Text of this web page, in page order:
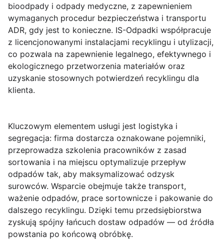
bioodpady i odpady medyczne, z zapewnieniem
wymaganych procedur bezpieczeństwa i transportu
ADR, gdy jest to konieczne. IS-Odpadki współpracuje
z licencjonowanymi instalacjami recyklingu i utylizacji,
co pozwala na zapewnienie legalnego, efektywnego i
ekologicznego przetworzenia materiałów oraz
uzyskanie stosownych potwierdzeń recyklingu dla
klienta.
Kluczowym elementem usługi jest logistyka i
segregacja: firma dostarcza oznakowane pojemniki,
przeprowadza szkolenia pracowników z zasad
sortowania i na miejscu optymalizuje przepływ
odpadów tak, aby maksymalizować odzysk
surowców. Wsparcie obejmuje także transport,
ważenie odpadów, prace sortownicze i pakowanie do
dalszego recyklingu. Dzięki temu przedsiębiorstwa
zyskują spójny łańcuch dostaw odpadów — od źródła
powstania po końcową obróbkę.